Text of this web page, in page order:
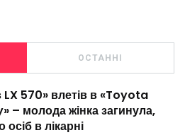
ОСТАННІ
LX 570» влетів в «Toyota
– молода жінка загинула,
осіб в лікарні